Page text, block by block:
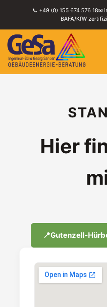
📞 +49 (0) 155 674 576 18✉
BAFA/KfW
Hier
📍Gutenzell-